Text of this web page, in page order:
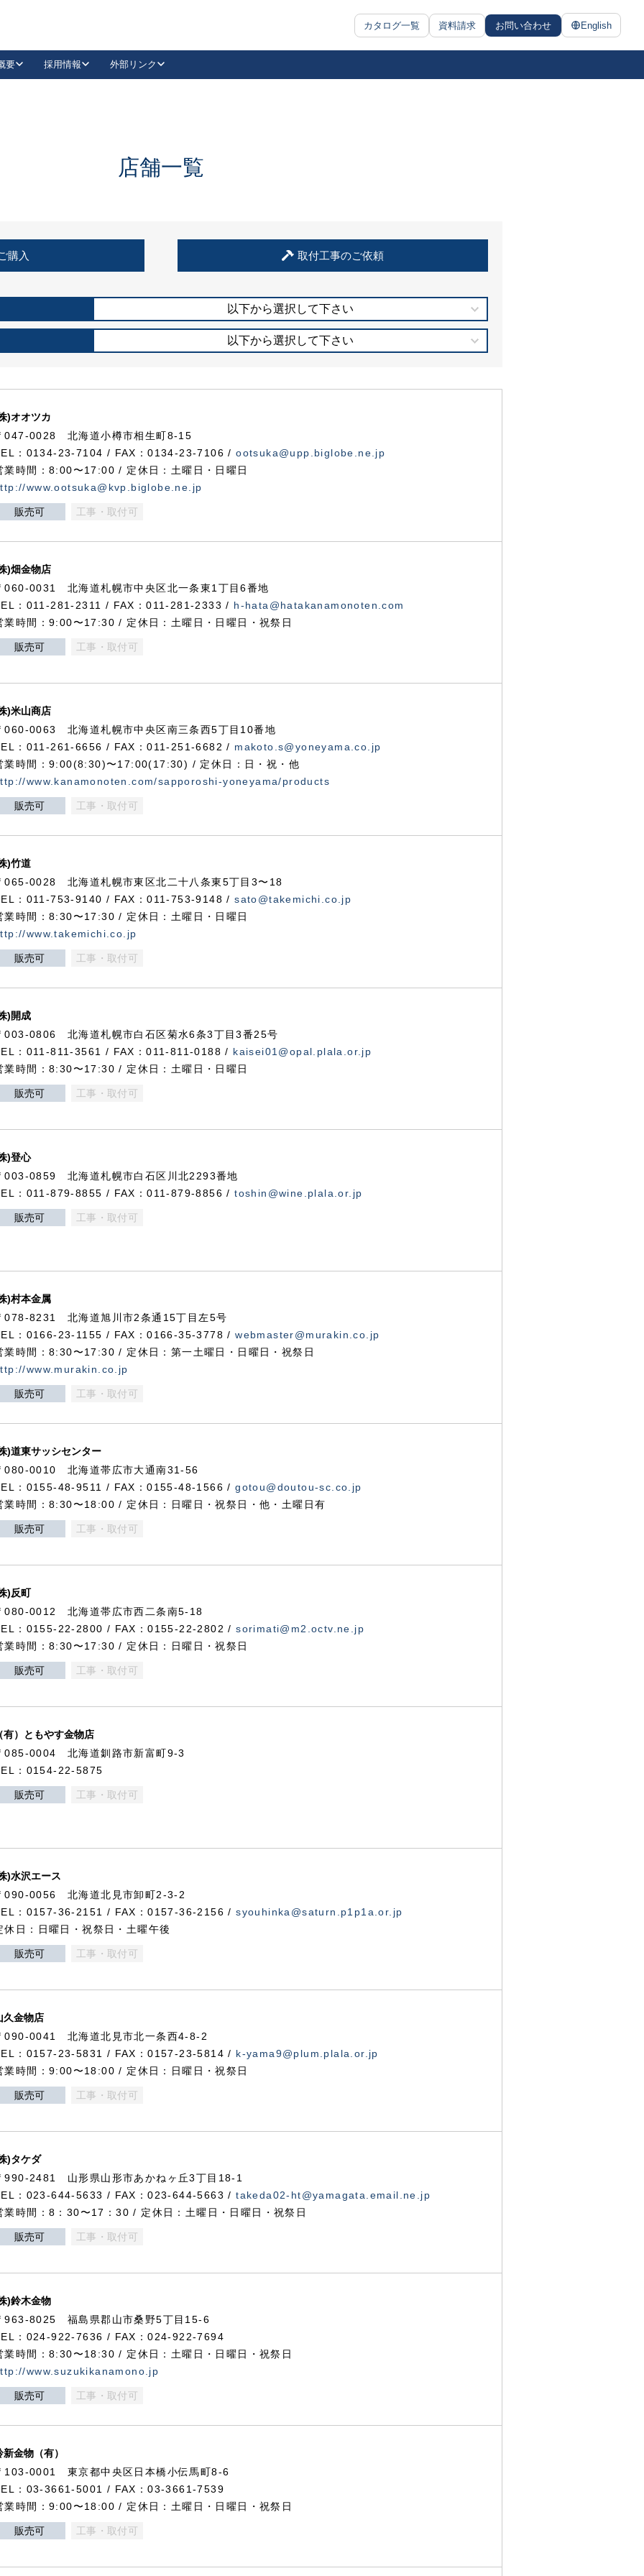
カタログ一覧 資料請求 お問い合わせ English
抗ウイルス・抗菌製品
要 採用情報 外部リンク
LinkedIn
住宅使用部材標準化推進協議会
店舗一覧
購入 取付工事のご依頼
以下から選択して下さい
以下から選択して下さい
)オオツカ
047-0028 北海道小樽市相生町8-15
：0134-23-7104 / FAX：0134-23-7106 /ootsuka@upp.biglobe.ne.jp
業時間：8:00〜17:00 / 定休日：土曜日・日曜日
www.ootsuka@kvp.biglobe.ne.jp
販売可 工事・取付可
)畑金物店
060-0031 北海道札幌市中央区北一条東1丁目6番地
：011-281-2311 / FAX：011-281-2333 / h-hata@hatakanamonoten.com
業時間：9:00〜17:30 / 定休日：土曜日・日曜日・祝祭日
販売可 工事・取付可
)米山商店
060-0063 北海道札幌市中央区南三条西5丁目10番地
：011-261-6656 / FAX：011-251-6682 / makoto.s@yoneyama.co.jp
業時間：9:00(8:30)〜17:00(17:30) / 定休日：日・祝・他
www.kanamonoten.com/sapporoshi-yoneyama/products
販売可 工事・取付可
)竹道
065-0028 北海道札幌市東区北二十八条東5丁目3〜18
：011-753-9140 / FAX：011-753-9148 /sato@takemichi.co.jp
業時間：8:30〜17:30 / 定休日：土曜日・日曜日
www.takemichi.co.jp
販売可 工事・取付可
)開成
003-0806 北海道札幌市白石区菊水6条3丁目3番25号
：011-811-3561 / FAX：011-811-0188 / kaisei01@opal.plala.or.jp
業時間：8:30〜17:30 / 定休日：土曜日・日曜日
販売可 工事・取付可
)登心
003-0859 北海道札幌市白石区川北2293番地
：011-879-8855 / FAX：011-879-8856 /toshin@wine.plala.or.jp
販売可 工事・取付可
)村本金属
078-8231 北海道旭川市2条通15丁目左5号
：0166-23-1155 / FAX：0166-35-3778 /webmaster@murakin.co.jp
業時間：8:30〜17:30 / 定休日：第一土曜日・日曜日・祝祭日
www.murakin.co.jp
販売可 工事・取付可
)道東サッシセンター
080-0010 北海道帯広市大通南31-56
：0155-48-9511 / FAX：0155-48-1566 /gotou@doutou-sc.co.jp
業時間：8:30〜18:00 / 定休日：日曜日・祝祭日・他・土曜日有
販売可 工事・取付可
)反町
080-0012 北海道帯広市西二条南5-18
：0155-22-2800 / FAX：0155-22-2802 /sorimati@m2.octv.ne.jp
業時間：8:30〜17:30 / 定休日：日曜日・祝祭日
販売可 工事・取付可
有）ともやす金物店
085-0004 北海道釧路市新富町9-3
：0154-22-5875
販売可 工事・取付可
)水沢エース
090-0056 北海道北見市卸町2-3-2
：0157-36-2151 / FAX：0157-36-2156 /syouhinka@saturn.p1p1a.or.jp
休日：日曜日・祝祭日・土曜午後
販売可 工事・取付可
久金物店
090-0041 北海道北見市北一条西4-8-2
：0157-23-5831 / FAX：0157-23-5814 / k-yama9@plum.plala.or.jp
業時間：9:00〜18:00 / 定休日：日曜日・祝祭日
販売可 工事・取付可
)タケダ
990-2481 山形県山形市あかねヶ丘3丁目18-1
：023-644-5633 / FAX：023-644-5663 /takeda02-ht@yamagata.email.ne.jp
業時間：8：30〜17：30 / 定休日：土曜日・日曜日・祝祭日
販売可 工事・取付可
)鈴木金物
963-8025 福島県郡山市桑野5丁目15-6
：024-922-7636 / FAX：024-922-7694
業時間：8:30〜18:30 / 定休日：土曜日・日曜日・祝祭日
www.suzukikanamono.jp
販売可 工事・取付可
新金物（有）
103-0001 東京都中央区日本橋小伝馬町8-6
：03-3661-5001 / FAX：03-3661-7539
業時間：9:00〜18:00 / 定休日：土曜日・日曜日・祝祭日
販売可 工事・取付可